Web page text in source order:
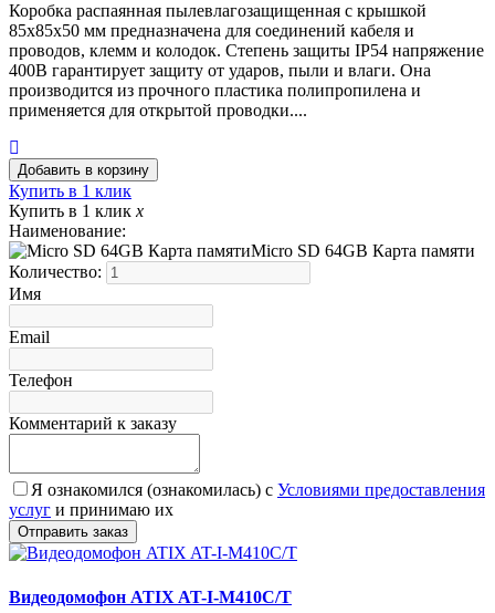
Коробка распаянная пылевлагозащищенная с крышкой
85х85х50 мм предназначена для соединений кабеля и
проводов, клемм и колодок. Степень защиты IP54 напряжение
400В гарантирует защиту от ударов, пыли и влаги. Она
производится из прочного пластика полипропилена и
применяется для открытой проводки....
Купить в 1 клик
Купить в 1 клик x
Наименование:
Micro SD 64GB Карта памяти
Количество:
Имя
Email
Телефон
Комментарий к заказу
Я ознакомился (ознакомилась) с Условиями предоставления
услуг и принимаю их
Видеодомофон ATIX AT-I-М410C/T